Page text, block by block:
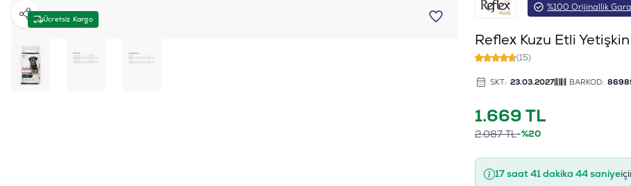
Ücretsiz Kargo
Paylaş
%100 Orijinallik
Reflex Kuzu Etli
(15)
SKT: 23.03.2027 BARKOD:
1.669TL
2.087TL-%20
17 saat 41 dakika 43 saniye